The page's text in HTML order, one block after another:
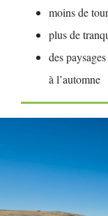
moins de
plus de
des
à l’automne